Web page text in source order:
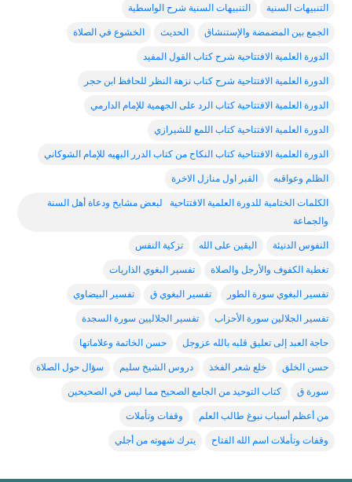
التنبيهات السنية التنبيهات السنية شرح الواسطية
الجمع بين المضمضة والإستنشاق الحديث الخشوع في الصلاة
الدورة العلمية الافتتاحية شرح كتاب القول المفيد
الدورة العلمية الافتتاحية شرح كتاب نزهة النظر للحافظ ابن حجر
الدورة العلمية الافتتاحية كتاب الرد على الجهمية للإمام الدارمي
الدورة العلمية الافتتاحية كتاب اللمع للشيرازي
الدورة العلمية الافتتاحية كتاب النكاح من كتاب الدرر البهيه للإمام الشوكاني
الظلم وعواقبه القبر اول منازل الاخرة
الكلمات الختامية للدورة العلمية الافتتاحية لبعض مشايخ ودعاة أهل السنة
والجماعة
النفوس الدنيئة اليقين على الله تزكية النفس
تغطية الكفوف والأرجل والصلاة تفسير البغوي الذاريات
تفسير البغوي سورة الطور تفسير البغوي ق تفسير البيضاوي
تفسير الجلالين سورة الأحزاب تفسير الجلاليين سورة السجدة
حاجة العبد إلى تعليق قلبه بالله عزوجل حسن الخاتمة وعلاماتها
حسن الخلق خلع شعر الفخذ دروس الشيخ سليم سؤال حول الصلاة
سورة ق كتاب التوحيد من الجامع الصحيح مما ليس في الصحيحين
من أعظم أسباب نبوغ طالب العلم وقفات وتأملات
وقفات وتأملات اسم الله الفتاح يترك شهوته من أجلي